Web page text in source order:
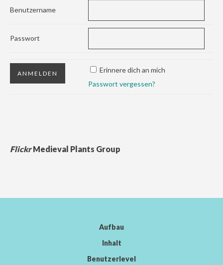
Benutzername
Passwort
Erinnere dich an mich
Passwort vergessen?
FlickrMedieval Plants Group
Aufbau
Inhalt
Benutzerlevel